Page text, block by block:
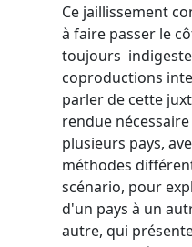
Ce jaillissement
à faire passer le
toujours indigeste
coproductions
parler de cette
rendue
plusieurs pays,
méthodes
scénario, pour
d'un pays à un
autre, qui